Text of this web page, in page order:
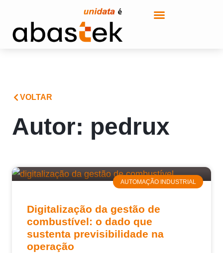
VOLTAR
Autor: pedrux
AUTOMAÇÃO INDUSTRIAL
Digitalização da gestão de
combustível: o dado que
sustenta previsibilidade na
operação